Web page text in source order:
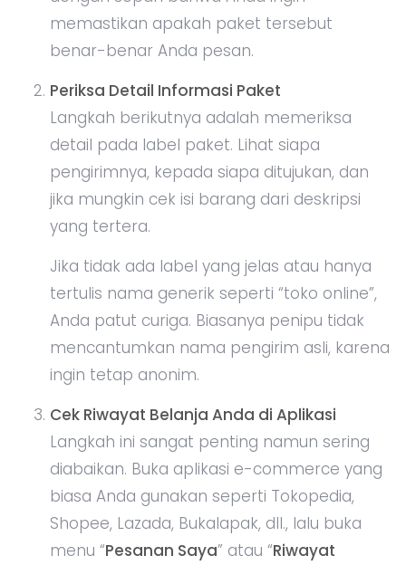
memastikan apakah paket tersebut
benar-benar Anda pesan.
Periksa Detail Informasi Paket
Langkah berikutnya adalah memeriksa
detail pada label paket. Lihat siapa
pengirimnya, kepada siapa ditujukan, dan
jika mungkin cek isi barang dari deskripsi
yang tertera.
Jika tidak ada label yang jelas atau hanya
tertulis nama generik seperti “toko online”,
Anda patut curiga. Biasanya penipu tidak
mencantumkan nama pengirim asli, karena
ingin tetap anonim.
Cek Riwayat Belanja Anda di Aplikasi
Langkah ini sangat penting namun sering
diabaikan. Buka aplikasi e-commerce yang
biasa Anda gunakan seperti Tokopedia,
Shopee, Lazada, Bukalapak, dll., lalu buka
menu “Pesanan Saya” atau “Riwayat